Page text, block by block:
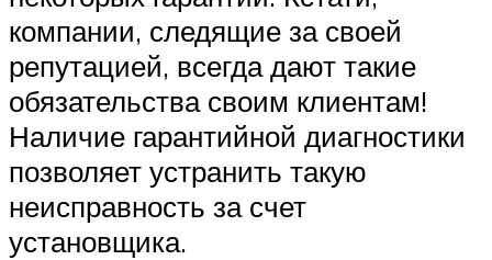
компании, следящие за своей
репутацией, всегда дают такие
обязательства своим клиентам!
Наличие гарантийной диагностики
позволяет устранить такую
неисправность за счет
установщика.